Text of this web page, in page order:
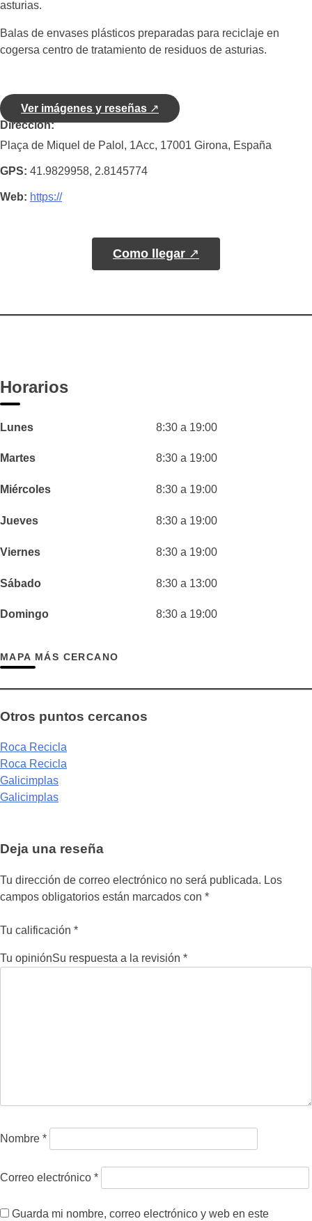
Balas de envases plásticos preparadas para reciclaje en
cogersa centro de tratamiento de residuos de asturias.
Ver imágenes y reseñas ↗
Dirección
Plaça de Miquel de Palol, 1Acc, 17001 Girona, España
GPS 41.9829958, 2.8145774
Web https://
Como llegar ↗
Horarios
Lunes 8:30 a 19:00
Martes 8:30 a 19:00
Miércoles 8:30 a 19:00
Jueves 8:30 a 19:00
Viernes 8:30 a 19:00
Sábado 8:30 a 13:00
Domingo 8:30 a 19:00
MAPA MÁS CERCANO
Otros puntos cercanos
Roca Recicla
Roca Recicla
Galicimplas
Galicimplas
Deja una reseña
Tu dirección de correo electrónico no será publicada. Los
campos obligatorios están marcados con *
Tu calificación *
Tu opiniónSu respuesta a la revisión *
Nombre *
Correo electrónico *
Guarda mi nombre, correo electrónico y web en este